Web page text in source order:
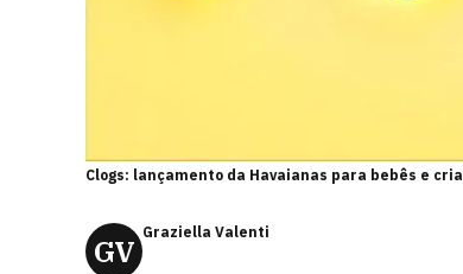
Clogs: lançamento da Havaianas para bebês e
GV
Graziella Valenti